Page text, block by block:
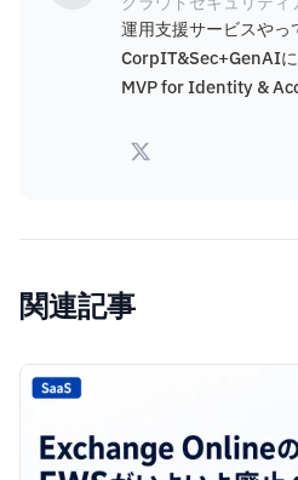
運用支援サービスやっ
CorpIT&Sec+GenAI
MVP for Identity &
関連記事